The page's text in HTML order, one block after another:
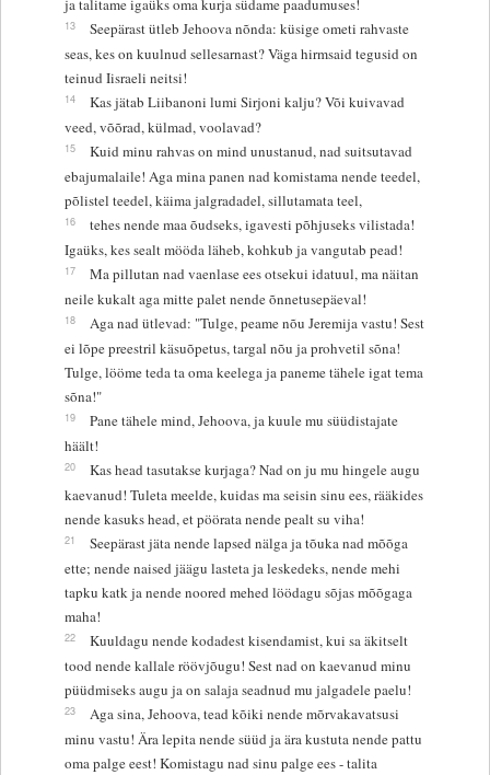
13
Seepärast ütleb Jehoova nõnda: küsige ometi rahvaste
seas, kes on kuulnud sellesarnast? Väga hirmsaid tegusid on
teinud Iisraeli neitsi!
14
Kas jätab Liibanoni lumi Sirjoni kalju? Või kuivavad
veed, võõrad, külmad, voolavad?
15
Kuid minu rahvas on mind unustanud, nad suitsutavad
ebajumalaile! Aga mina panen nad komistama nende teedel,
põlistel teedel, käima jalgradadel, sillutamata teel,
16
tehes nende maa õudseks, igavesti põhjuseks vilistada!
Igaüks, kes sealt mööda läheb, kohkub ja vangutab pead!
17
Ma pillutan nad vaenlase ees otsekui idatuul, ma näitan
neile kukalt aga mitte palet nende õnnetusepäeval!
18
Aga nad ütlevad: "Tulge, peame nõu Jeremija vastu! Sest
ei lõpe preestril käsuõpetus, targal nõu ja prohvetil sõna!
Tulge, lööme teda ta oma keelega ja paneme tähele igat tema
sõna!"
19
Pane tähele mind, Jehoova, ja kuule mu süüdistajate
häält!
20
Kas head tasutakse kurjaga? Nad on ju mu hingele augu
kaevanud! Tuleta meelde, kuidas ma seisin sinu ees, rääkides
nende kasuks head, et pöörata nende pealt su viha!
21
Seepärast jäta nende lapsed nälga ja tõuka nad mõõga
ette; nende naised jäägu lasteta ja leskedeks, nende mehi
tapku katk ja nende noored mehed löödagu sõjas mõõgaga
maha!
22
Kuuldagu nende kodadest kisendamist, kui sa äkitselt
tood nende kallale röövjõugu! Sest nad on kaevanud minu
püüdmiseks augu ja on salaja seadnud mu jalgadele paelu!
23
Aga sina, Jehoova, tead kõiki nende mõrvakavatsusi
minu vastu! Ära lepita nende süüd ja ära kustuta nende pattu
oma palge eest! Komistagu nad sinu palge ees - talita